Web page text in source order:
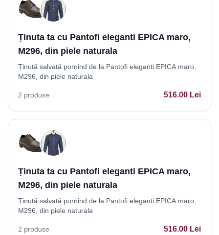
Ținuta ta cu Pantofi eleganti EPICA maro,
M296, din piele naturala
Ținută salvată pornind de la Pantofi eleganti EPICA maro,
M296, din piele naturala
2 produse 516.00 Lei
Ținuta ta cu Pantofi eleganti EPICA maro,
M296, din piele naturala
Ținută salvată pornind de la Pantofi eleganti EPICA maro,
M296, din piele naturala
2 produse 516.00 Lei